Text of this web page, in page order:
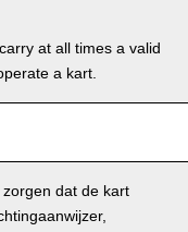
at all times a valid
a kart.
dat de kart